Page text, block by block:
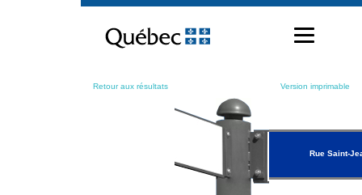
contenu
Retour aux résultats Version imprimable
Rue Saint-